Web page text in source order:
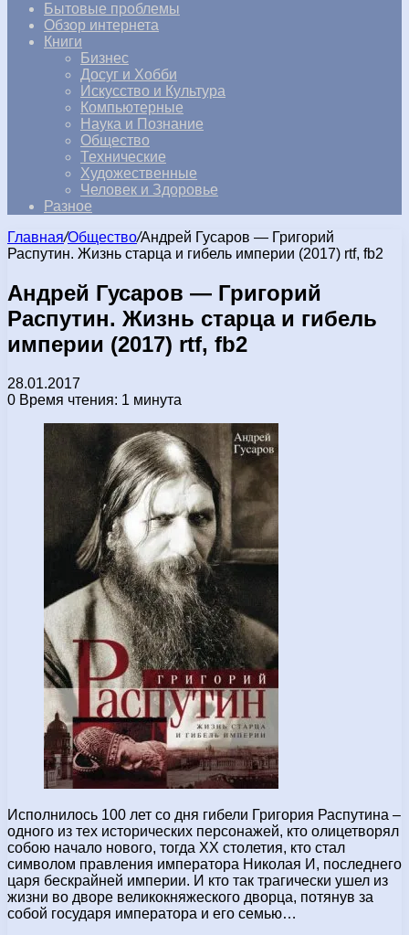
Бытовые проблемы
Обзор интернета
Книги
Бизнес
Досуг и Хобби
Искусство и Культура
Компьютерные
Наука и Познание
Общество
Технические
Художественные
Человек и Здоровье
Разное
Главная/Общество/Андрей Гусаров — Григорий
Распутин. Жизнь старца и гибель империи (2017) rtf, fb2
Андрей Гусаров — Григорий
Распутин. Жизнь старца и гибель
империи (2017) rtf, fb2
28.01.2017
0 Время чтения: 1 минута
Исполнилось 100 лет со дня гибели Григория Распутина –
одного из тех исторических персонажей, кто олицетворял
собою начало нового, тогда XX столетия, кто стал
символом правления императора Николая И, последнего
царя бескрайней империи. И кто так трагически ушел из
жизни во дворе великокняжеского дворца, потянув за
собой государя императора и его семью…